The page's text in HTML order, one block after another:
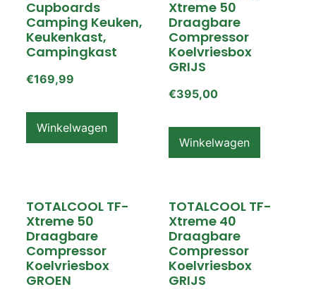
Cupboards
Camping Keuken,
Keukenkast,
Campingkast
€169,99
Winkelwagen
Xtreme 50
Draagbare
Compressor
Koelvriesbox
GRIJS
€395,00
Winkelwagen
TOTALCOOL TF-
Xtreme 50
Draagbare
Compressor
Koelvriesbox
GROEN
TOTALCOOL TF-
Xtreme 40
Draagbare
Compressor
Koelvriesbox
GRIJS